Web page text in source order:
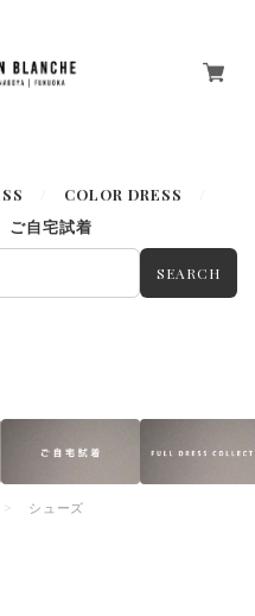
COLOR DRESS
ご自宅試着
SEARCH
シューズ